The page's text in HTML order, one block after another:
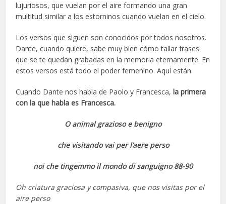
lujuriosos, que vuelan por el aire formando una gran
multitud similar a los estorninos cuando vuelan en el cielo.
Los versos que siguen son conocidos por todos nosotros.
Dante, cuando quiere, sabe muy bien cómo tallar frases
que se te quedan grabadas en la memoria eternamente. En
estos versos está todo el poder femenino. Aquí están.
Cuando Dante nos habla de Paolo y Francesca,la primera
con la que habla es Francesca.
O animal grazioso e benigno
che visitando vai per l’aere perso
noi che tingemmo il mondo di sanguigno 88-90
Oh criatura graciosa y compasiva, que nos visitas por el
aire perso